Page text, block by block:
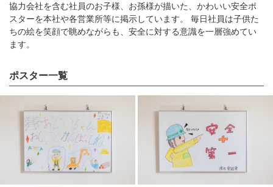
協力会社を含む社員のお子様、お孫様が描いた、かわいい安全ポ
スターを本社や各営業所等に掲示しています。
毎日社員は子供た
ちの絵を笑顔で眺めながらも、安全に対する意識を一層強めてい
ます。
ポスター一覧